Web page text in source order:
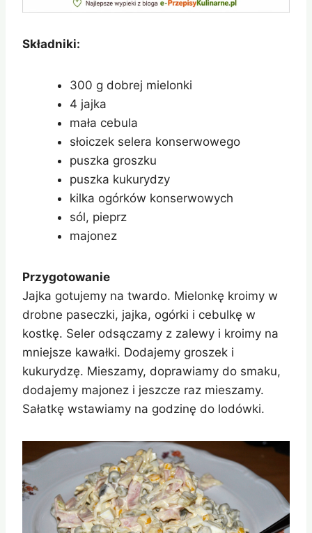
Składniki:
300 g dobrej mielonki
4 jajka
mała cebula
słoiczek selera konserwowego
puszka groszku
puszka kukurydzy
kilka ogórków konserwowych
sól, pieprz
majonez
Przygotowanie
Jajka gotujemy na twardo. Mielonkę kroimy w
drobne paseczki, jajka, ogórki i cebulkę w
kostkę. Seler odsączamy z zalewy i kroimy na
mniejsze kawałki. Dodajemy groszek i
kukurydzę. Mieszamy, doprawiamy do smaku,
dodajemy majonez i jeszcze raz mieszamy.
Sałatkę wstawiamy na godzinę do lodówki.